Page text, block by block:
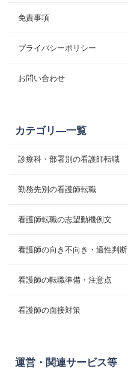
免責事項
プライバシーポリシー
お問い合わせ
カテゴリ―一覧
診療科・部署別の看護師転職
勤務先別の看護師転職
看護師転職の志望動機例文
看護師の向き不向き・適性判断
看護師の転職準備・注意点
看護師の面接対策
運営・関連サービス等